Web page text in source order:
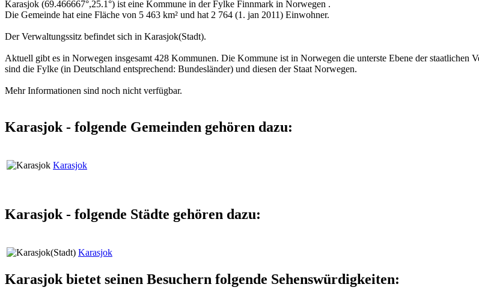
Karasjok (69.466667°,25.1°) ist eine Kommune in der Fylke Finnmark in Norwegen .
Die Gemeinde hat eine Fläche von 5 463 km² und hat 2 764 (1. jan 2011) Einwohner.
Der Verwaltungssitz befindet sich in Karasjok(Stadt).
Aktuell gibt es in Norwegen insgesamt 428 Kommunen. Die Kommune ist in Norwegen die unterste Ebene der staatlichen
sind die Fylke (in Deutschland entsprechend: Bundesländer) und diesen der Staat Norwegen.
Mehr Informationen sind noch nicht verfügbar.
Karasjok - folgende Gemeinden gehören dazu:
Karasjok
Karasjok - folgende Städte gehören dazu:
Karasjok
Karasjok bietet seinen Besuchern folgende Sehenswürdigkeiten: